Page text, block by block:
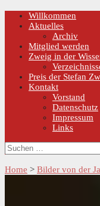
Skip
Primary
Menu
Willkommen
Aktuelles
Archiv
Mitglied werden
Zweig in der
Preis der Stefan
Kontakt
Vorstand
Datenschutz
Impressum
Links
Suchen
nach:
Home > Bilder von der